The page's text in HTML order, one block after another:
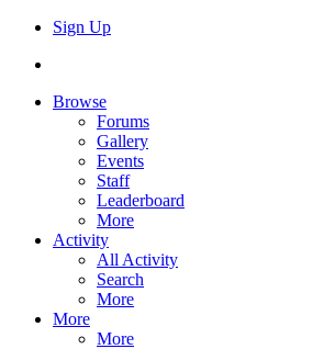
Sign Up
Browse
Forums
Gallery
Events
Staff
Leaderboard
More
Activity
All Activity
Search
More
More
More